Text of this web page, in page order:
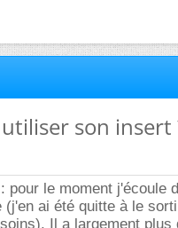
son
pour le moment j'écoule
ai été quitte à le
Il a largement